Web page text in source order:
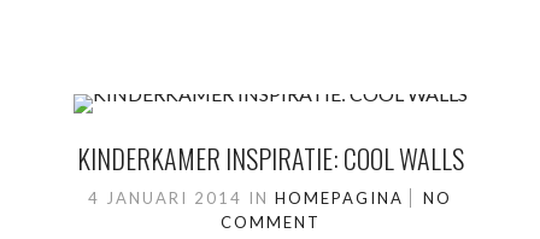
KINDERKAMER INSPIRATIE: COOL WALLS
4 JANUARI 2014 IN HOMEPAGINA
NO
COMMENT